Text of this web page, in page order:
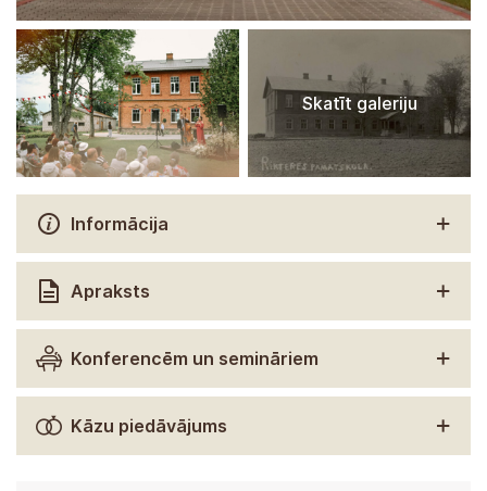
Skatīt galeriju
Informācija
Apraksts
Konferencēm un semināriem
Kāzu piedāvājums